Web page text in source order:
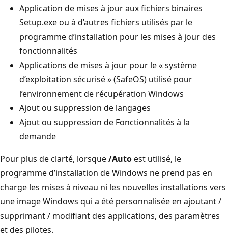
Application de mises à jour aux fichiers binaires
Setup.exe ou à d’autres fichiers utilisés par le
programme d’installation pour les mises à jour des
fonctionnalités
Applications de mises à jour pour le « système
d’exploitation sécurisé » (SafeOS) utilisé pour
l’environnement de récupération Windows
Ajout ou suppression de langages
Ajout ou suppression de Fonctionnalités à la
demande
Pour plus de clarté, lorsque/Autoest utilisé, le
programme d’installation de Windows ne prend pas en
charge les mises à niveau ni les nouvelles installations vers
une image Windows qui a été personnalisée en ajoutant /
supprimant / modifiant des applications, des paramètres
et des pilotes.